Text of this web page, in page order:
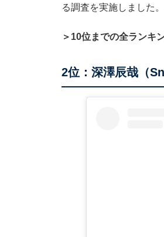
る調査を実施しました
＞10位までの全ランキ
2位：深澤辰哉（